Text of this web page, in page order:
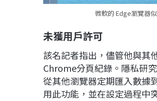
微軟的 Edge瀏覽器
未獲用戶許可
該名記者指出，儘管他與其
Chrome分頁紀錄。隱私研
從其他瀏覽器定期匯入數據
用此功能，並在設定過程中